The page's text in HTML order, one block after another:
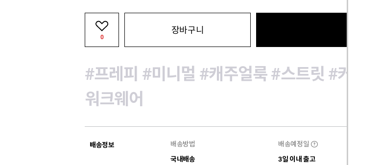
장바구니
0
#프레피 #미니멀 #캐주얼룩 #스트릿 #커플
워크웨어
배송정보
배송방법
국내배송
배송예정일 ?
3일 이내 출고